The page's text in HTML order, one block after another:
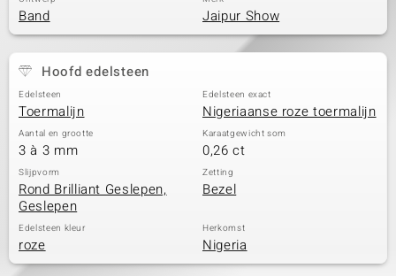
Band Jaipur Show
Hoofd edelsteen
Edelsteen
Toermalijn
Edelsteen exact
Nigeriaanse roze toermalijn
Aantal en grootte
3 à 3 mm
Karaatgewicht som
0,26 ct
Slijpvorm
Rond Brilliant Geslepen,
Geslepen
Zetting
Bezel
Edelsteen kleur
roze
Herkomst
Nigeria